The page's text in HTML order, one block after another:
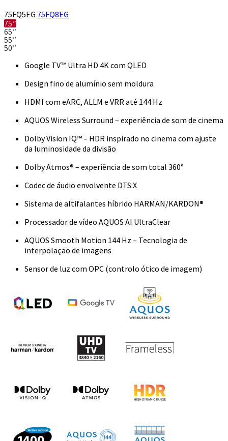
75FQ5EG 75FQ8EG
75″
65″
55″
50″
Google TV™ Ultra HD 4K com QLED
Design fino de alumínio sem moldura
HDMI com eARC, ALLM e VRR até 144 Hz
AQUOS Wireless Surround – experiência de som de cinema
Dolby Vision IQ™ – HDR inspirado no cinema com ajuste
da luminosidade da divisão
Dolby Atmos® – experiência de som total 360°
Codec de áudio envolvente DTS:X
Sistema de altifalantes híbrido HARMAN/KARDON®
Processador de vídeo AQUOS AI UltraClear
AQUOS Smooth Motion 144 Hz – Tecnologia de
interpolação de imagens
Sensor de luz com OPC (controlo ótico de imagem)